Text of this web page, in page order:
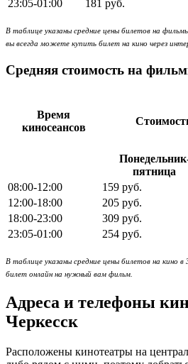
23:05-01:00
181 руб.
В таблице указаны средние цены билетов на
вы всегда можете купить билет на кино через
Средняя стоимость на
Время
киносеансов
пятница
08:00-12:00
159 руб.
12:00-18:00
205 руб.
18:00-23:00
309 руб.
23:05-01:00
254 руб.
В таблице указаны средние цены билетов на кино
билет онлайн на нужный вам фильм.
Адреса и телефоны
Черкесск
Расположены кинотеатры на